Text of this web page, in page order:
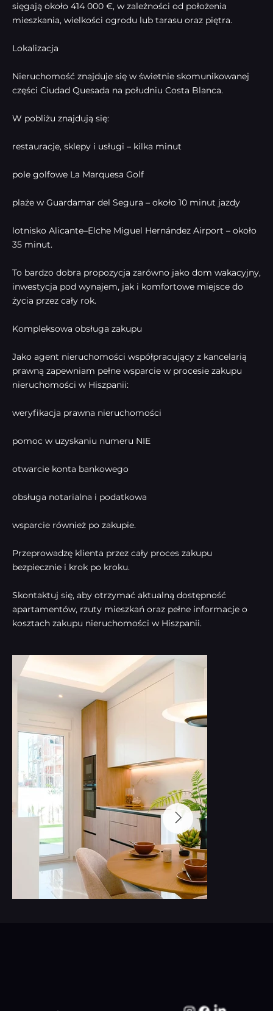
sięgają około 414 000 €, w zależności od położenia
mieszkania, wielkości ogrodu lub tarasu oraz piętra.
Lokalizacja
Nieruchomość znajduje się w świetnie skomunikowanej
części Ciudad Quesada na południu Costa Blanca.
W pobliżu znajdują się:
restauracje, sklepy i usługi – kilka minut
pole golfowe La Marquesa Golf
plaże w Guardamar del Segura – około 10 minut jazdy
lotnisko Alicante–Elche Miguel Hernández Airport – około
35 minut.
To bardzo dobra propozycja zarówno jako dom wakacyjny,
inwestycja pod wynajem, jak i komfortowe miejsce do
życia przez cały rok.
Kompleksowa obsługa zakupu
Jako agent nieruchomości współpracujący z kancelarią
prawną zapewniam pełne wsparcie w procesie zakupu
nieruchomości w Hiszpanii:
weryfikacja prawna nieruchomości
pomoc w uzyskaniu numeru NIE
otwarcie konta bankowego
obsługa notarialna i podatkowa
wsparcie również po zakupie.
Przeprowadzę klienta przez cały proces zakupu
bezpiecznie i krok po kroku.
Skontaktuj się, aby otrzymać aktualną dostępność
apartamentów, rzuty mieszkań oraz pełne informacje o
kosztach zakupu nieruchomości w Hiszpanii.